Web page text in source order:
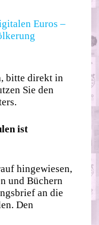
Euros –
bitte direkt in
Sie den
ist
hingewiesen,
und Büchern
an die
Den